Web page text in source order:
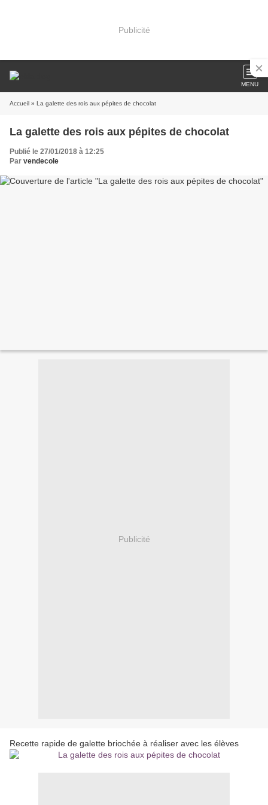
Publicité
MENU
Accueil » La galette des rois aux pépites de chocolat
La galette des rois aux pépites de chocolat
Publié le 27/01/2018 à 12:25
Par vendecole
Publicité
Recette rapide de galette briochée à réaliser avec les élèves